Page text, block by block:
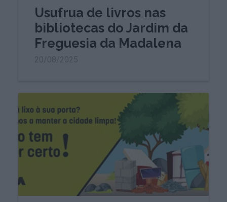
Usufrua de livros nas
bibliotecas do Jardim da
Freguesia da Madalena